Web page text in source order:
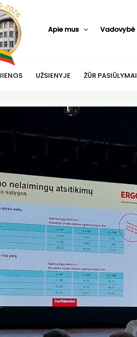
Apie mus Vadovybė
UŽSIENYJE ŽŪR PASIŪLYMAI